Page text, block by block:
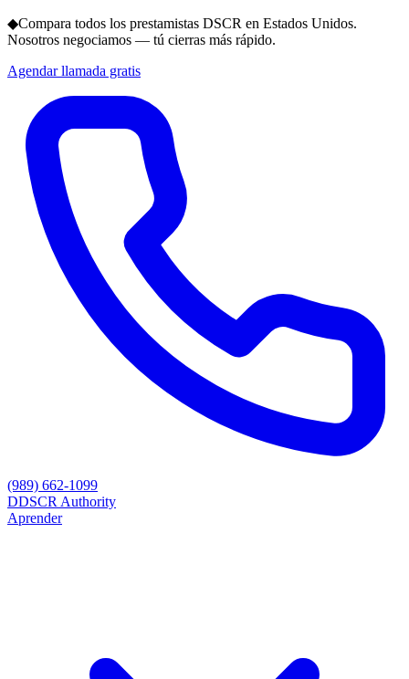
◆Compara todos los prestamistas DSCR en Estados Unidos.
Nosotros negociamos — tú cierras más rápido.
Agendar llamada gratis
(989) 662-1099
DDSCR Authority
Aprender